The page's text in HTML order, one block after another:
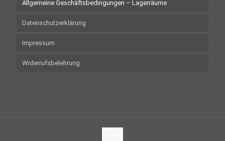
Allgemeine Geschäftsbedingungen – Lagerräume
Datenschutzerklärung
Impressum
Widerrufsbelehrung